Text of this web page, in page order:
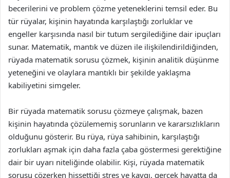
becerilerini ve problem çözme yeteneklerini temsil eder. Bu
tür rüyalar, kişinin hayatında karşılaştığı zorluklar ve
engeller karşısında nasıl bir tutum sergilediğine dair ipuçları
sunar. Matematik, mantık ve düzen ile ilişkilendirildiğinden,
rüyada matematik sorusu çözmek, kişinin analitik düşünme
yeteneğini ve olaylara mantıklı bir şekilde yaklaşma
kabiliyetini simgeler.
Bir rüyada matematik sorusu çözmeye çalışmak, bazen
kişinin hayatında çözülememiş sorunların ve kararsızlıkların
olduğunu gösterir. Bu rüya, rüya sahibinin, karşılaştığı
zorlukları aşmak için daha fazla çaba göstermesi gerektiğine
dair bir uyarı niteliğinde olabilir. Kişi, rüyada matematik
sorusu çözerken hissettiği stres ve kaygı, gerçek hayatta da